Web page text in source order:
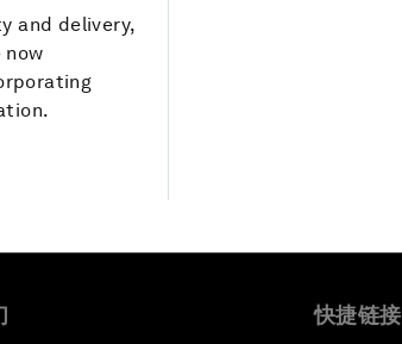
and delivery,
快捷链接